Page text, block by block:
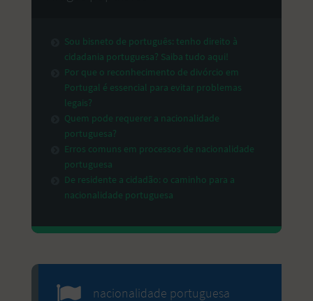
Sou bisneto de português: tenho direito à
cidadania portuguesa? Saiba tudo aqui!
Por que o reconhecimento de divórcio em
Portugal é essencial para evitar problemas
legais?
Quem pode requerer a nacionalidade
portuguesa?
Erros comuns em processos de nacionalidade
portuguesa
De residente a cidadão: o caminho para a
nacionalidade portuguesa
nacionalidade portuguesa